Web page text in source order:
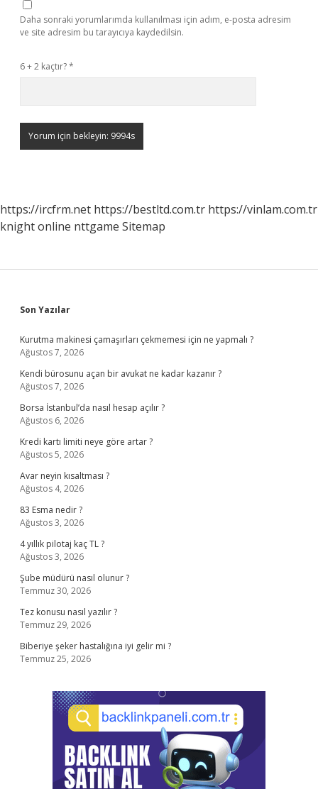
Daha sonraki yorumlarımda kullanılması için adım, e-posta adresim
ve site adresim bu tarayıcıya kaydedilsin.
6 + 2 kaçtır?*
https://ircfrm.net https://bestltd.com.tr https://vinlam.com.tr
knight online nttgame Sitemap
Sidebar
Son Yazılar
Kurutma makinesi çamaşırları çekmemesi için ne yapmalı ?
Ağustos 7, 2026
Kendi bürosunu açan bir avukat ne kadar kazanır ?
Ağustos 7, 2026
Borsa İstanbul’da nasıl hesap açılır ?
Ağustos 6, 2026
Kredi kartı limiti neye göre artar ?
Ağustos 5, 2026
Avar neyin kısaltması ?
Ağustos 4, 2026
83 Esma nedir ?
Ağustos 3, 2026
4 yıllık pilotaj kaç TL ?
Ağustos 3, 2026
Şube müdürü nasıl olunur ?
Temmuz 30, 2026
Tez konusu nasıl yazılır ?
Temmuz 29, 2026
Biberiye şeker hastalığına iyi gelir mi ?
Temmuz 25, 2026